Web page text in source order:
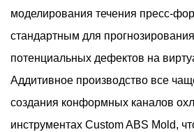
моделирования течения пресс-
стандартным для
потенциальных дефектов на
Аддитивное производство все
создания конформных каналов
инструментах Custom ABS Mold,